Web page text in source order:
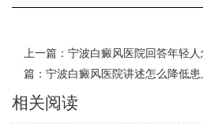
上一篇： 宁波白癜风医院回答年轻
篇： 宁波白癜风医院讲述怎么降低
相关阅读